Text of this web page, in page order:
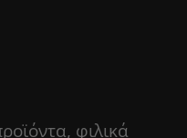
φιλικά